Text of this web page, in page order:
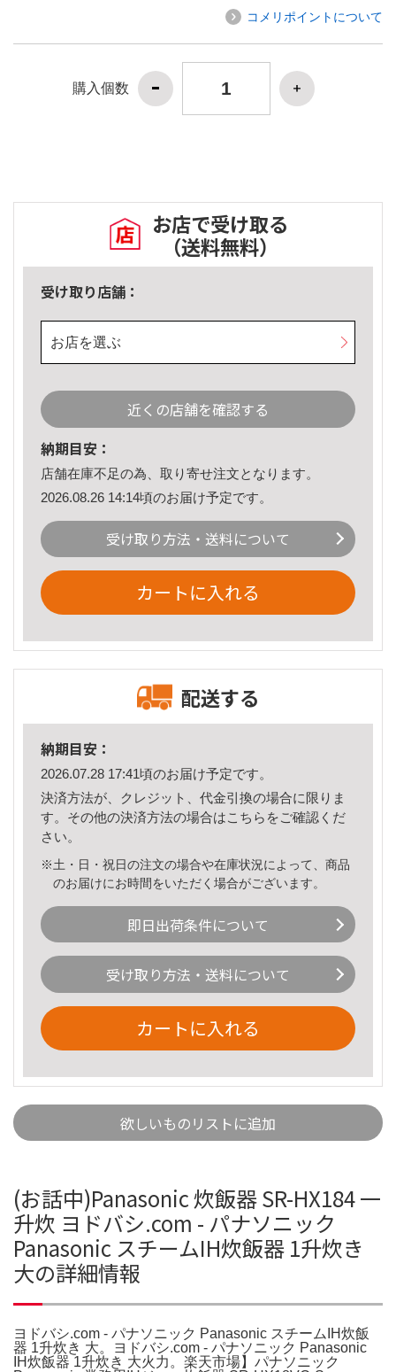
コメリポイントについて
購入個数
お店で受け取る
（送料無料）
受け取り店舗：
お店を選ぶ
近くの店舗を確認する
納期目安：
店舗在庫不足の為、取り寄せ注文となります。
2026.08.26 14:14頃のお届け予定です。
受け取り方法・送料について
カートに入れる
配送する
納期目安：
2026.07.28 17:41頃のお届け予定です。
決済方法が、クレジット、代金引換の場合に限りま
す。その他の決済方法の場合はこちら をご確認くだ
さい。
※土・日・祝日の注文の場合や在庫状況によって、商品
のお届けにお時間をいただく場合がございます。
即日出荷条件について
受け取り方法・送料について
カートに入れる
欲しいものリストに追加
(お話中)Panasonic 炊飯器 SR-HX184 一
升炊 ヨドバシ.com - パナソニック
Panasonic スチームIH炊飯器 1升炊き
大の詳細情報
ヨドバシ.com - パナソニック Panasonic スチームIH炊飯
器 1升炊き 大。ヨドバシ.com - パナソニック Panasonic
IH炊飯器 1升炊き 大火力。楽天市場】パナソニック